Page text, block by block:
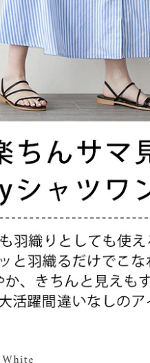
ホワイト
在庫切れ
イエロー
在庫切れ
ベージュ
在庫切れ
在庫切れ
ストライプ
ご注文の前に必ずご確認ください。